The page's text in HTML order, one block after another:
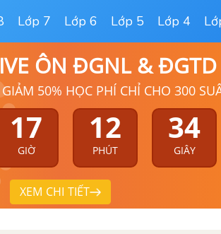
Lớp 7 Lớp 6 Lớp 5 Lớp 4
ÔN ĐGNL &
50% HỌC PHÍ CHỈ CHO 300
17
GIỜ
12
PHÚT
33
GIÂY
XEM CHI TIẾT